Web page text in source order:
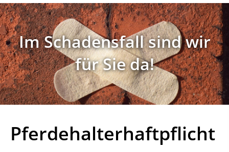
Im Schadensfall sind wir
für Sie da!
Pferdehalterhaftpflicht